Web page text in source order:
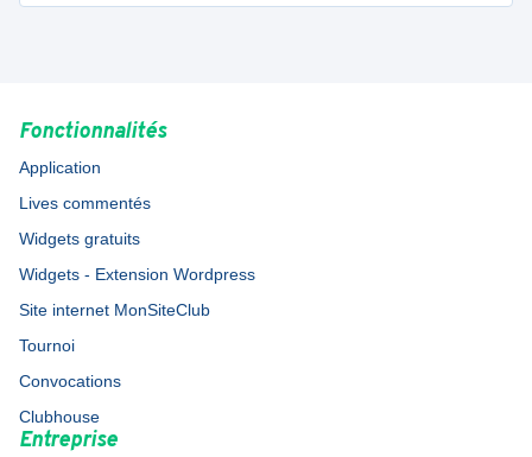
Fonctionnalités
Application
Lives commentés
Widgets gratuits
Widgets - Extension Wordpress
Site internet MonSiteClub
Tournoi
Convocations
Clubhouse
Entreprise